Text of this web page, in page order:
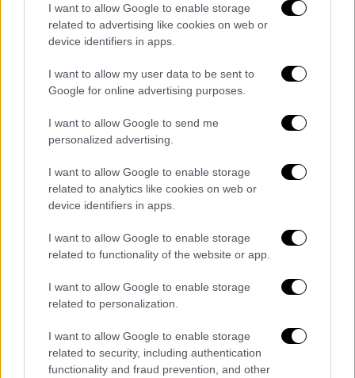
I want to allow Google to enable storage
related to advertising like cookies on web or
device identifiers in apps.
I want to allow my user data to be sent to
Google for online advertising purposes.
I want to allow Google to send me
personalized advertising.
I want to allow Google to enable storage
related to analytics like cookies on web or
device identifiers in apps.
I want to allow Google to enable storage
related to functionality of the website or app.
I want to allow Google to enable storage
related to personalization.
I want to allow Google to enable storage
related to security, including authentication
functionality and fraud prevention, and other
Champions League: Αέρας πρόκρισης
για Παρί Σεν Ζερμέν και Ατλέτικο
Μαδρίτης
Η Παρί νίκησε 2-0 τη Λίβερπουλ και η
Ατλέτικο άλωσε το Καμπ Νου επικρατώντας
2-0 της Μπαρτσελόνα